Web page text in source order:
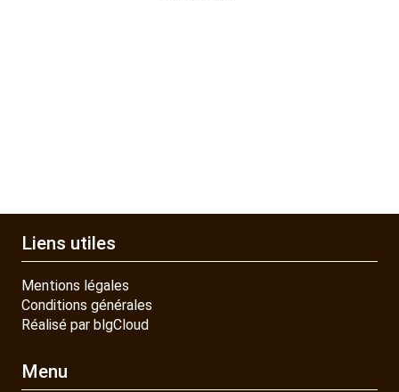
Liens utiles
Mentions légales
Conditions générales
Réalisé par blgCloud
Menu